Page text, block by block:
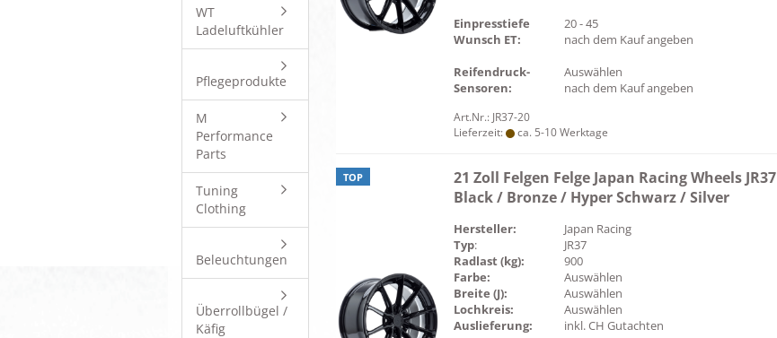
Einpresstiefe
Wunsch ET:
20 - 45
nach dem Kauf angeben
Reifendruck-
Sensoren:
Auswählen
nach dem Kauf angeben
Art.Nr.: JR37-20
Lieferzeit:
ca. 5-10 Werktage
TOP
21 Zoll Felgen Felge Japan Racing Wheels JR37
Black / Bronze / Hyper Schwarz / Silver
Hersteller:
Japan Racing
Typ:
JR37
Radlast (kg):
900
Farbe:
Auswählen
Breite (J):
Auswählen
Lochkreis:
Auswählen
Auslieferung:
inkl. CH Gutachten
WT
Ladeluftkühler
Pflegeprodukte
M
Performance
Parts
Tuning
Clothing
Beleuchtungen
Überrollbügel /
Käfig